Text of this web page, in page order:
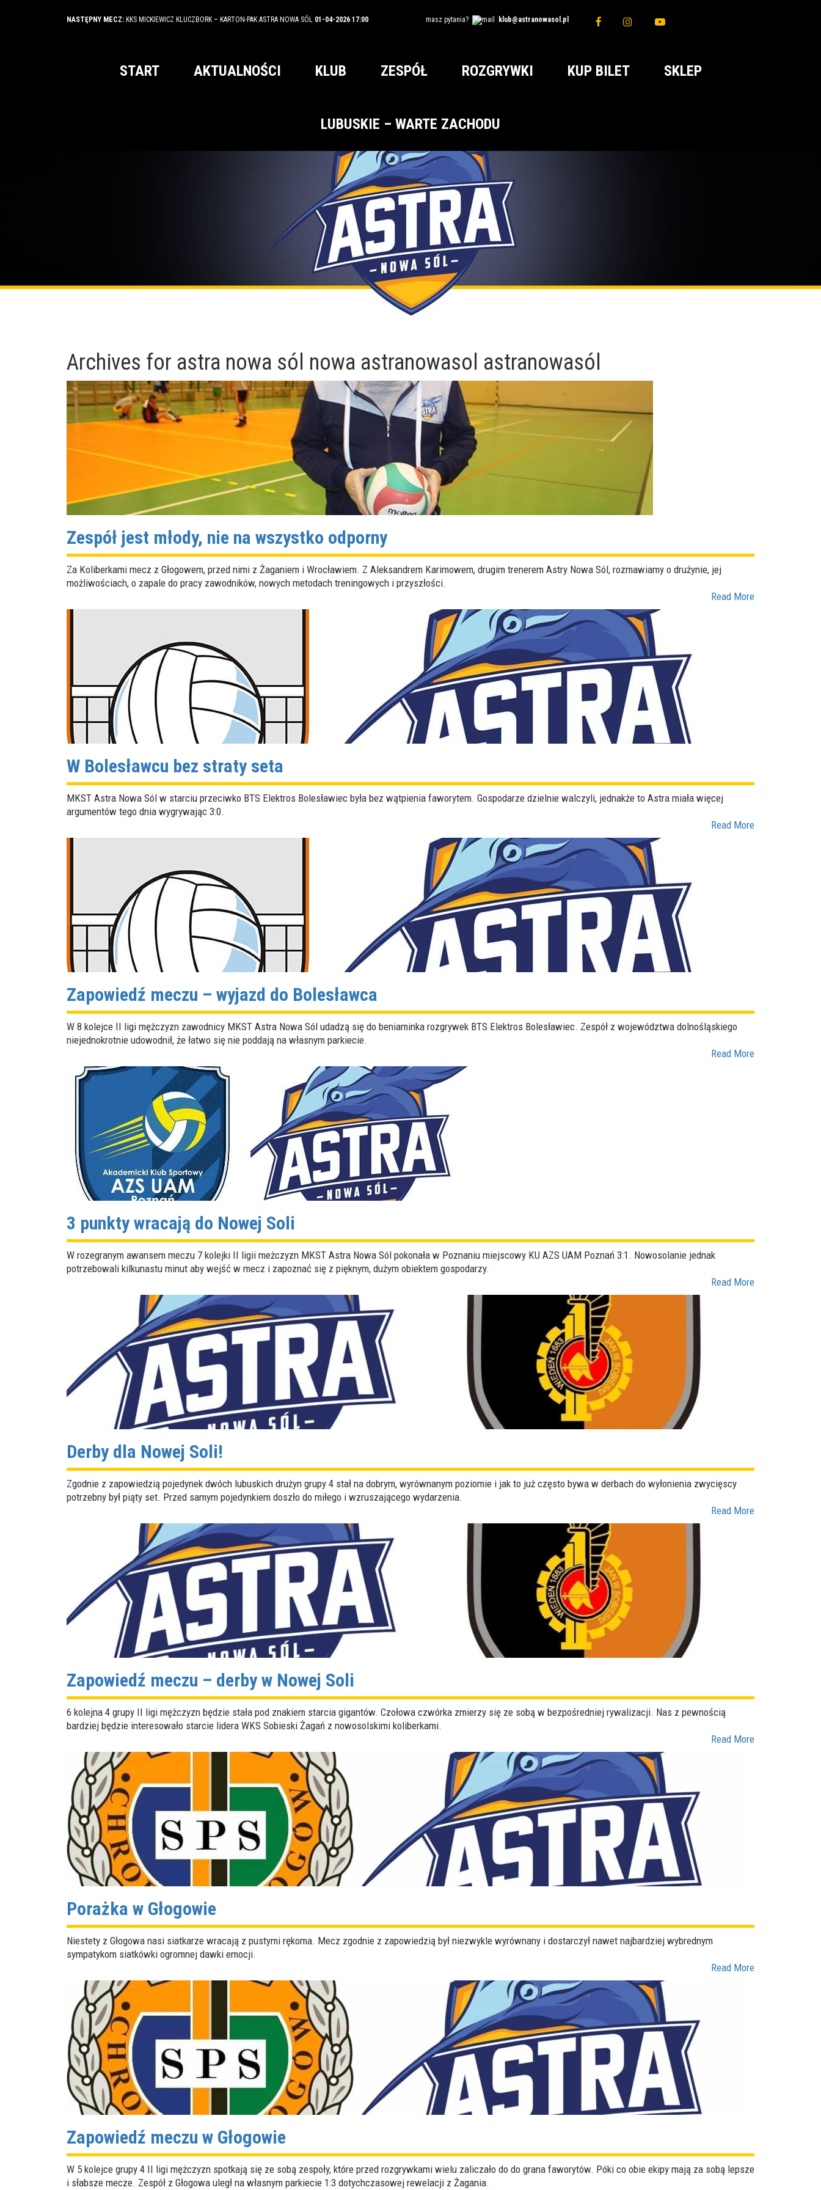
NASTĘPNY MECZ: KKS MICKIEWICZ KLUCZBORK – KARTON-PAK ASTRA NOWA SÓL 01-04-2026 17:00 masz pytania? klub@astranowasol.pl
START AKTUALNOŚCI KLUB ZESPÓŁ ROZGRYWKI KUP BILET SKLEP
LUBUSKIE – WARTE ZACHODU
Archives for astra nowa sól nowa astranowasol astranowasól
Zespół jest młody, nie na wszystko odporny
Za Koliberkami mecz z Głogowem, przed nimi z Żaganiem i Wrocławiem. Z Aleksandrem Karimowem, drugim trenerem Astry Nowa Sól, rozmawiamy o drużynie, jej
możliwościach, o zapale do pracy zawodników, nowych metodach treningowych i przyszłości.
Read More
W Bolesławcu bez straty seta
MKST Astra Nowa Sól w starciu przeciwko BTS Elektros Bolesławiec była bez wątpienia faworytem. Gospodarze dzielnie walczyli, jednakże to Astra miała więcej
argumentów tego dnia wygrywając 3:0.
Read More
Zapowiedź meczu – wyjazd do Bolesławca
W 8 kolejce II ligi mężczyzn zawodnicy MKST Astra Nowa Sól udadzą się do beniaminka rozgrywek BTS Elektros Bolesławiec. Zespół z województwa dolnośląskiego
niejednokrotnie udowodnił, że łatwo się nie poddają na własnym parkiecie.
Read More
3 punkty wracają do Nowej Soli
W rozegranym awansem meczu 7 kolejki II ligii meżczyzn MKST Astra Nowa Sól pokonała w Poznaniu miejscowy KU AZS UAM Poznań 3:1. Nowosolanie jednak
potrzebowali kilkunastu minut aby wejść w mecz i zapoznać się z pięknym, dużym obiektem gospodarzy.
Read More
Derby dla Nowej Soli!
Zgodnie z zapowiedzią pojedynek dwóch lubuskich drużyn grupy 4 stał na dobrym, wyrównanym poziomie i jak to już często bywa w derbach do wyłonienia zwycięscy
potrzebny był piąty set. Przed samym pojedynkiem doszło do miłego i wzruszającego wydarzenia.
Read More
Zapowiedź meczu – derby w Nowej Soli
6 kolejna 4 grupy II ligi mężczyzn będzie stała pod znakiem starcia gigantów. Czołowa czwórka zmierzy się ze sobą w bezpośredniej rywalizacji. Nas z pewnością
bardziej będzie interesowało starcie lidera WKS Sobieski Żagań z nowosolskimi koliberkami.
Read More
Porażka w Głogowie
Niestety z Głogowa nasi siatkarze wracają z pustymi rękoma. Mecz zgodnie z zapowiedzią był niezwykle wyrównany i dostarczył nawet najbardziej wybrednym
sympatykom siatkówki ogromnej dawki emocji.
Read More
Zapowiedź meczu w Głogowie
W 5 kolejce grupy 4 II ligi mężczyzn spotkają się ze sobą zespoły, które przed rozgrywkami wielu zaliczało do do grana faworytów. Póki co obie ekipy mają za sobą lepsze
i słabsze mecze. Zespół z Głogowa uległ na własnym parkiecie 1:3 dotychczasowej rewelacji z Żagania.